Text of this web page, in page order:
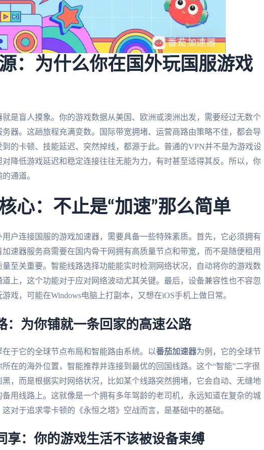
：为什么你在国外玩国服游戏
是盲人摸象。你的游戏数据从美国、欧洲或澳洲出发，需要经过无数个
器。这趟旅程充满变数。国际带宽拥堵、运营商路由策略不佳，都会导
的卡顿、技能延迟、突然掉线，都源于此。普通的VPN并不是为游戏设
降低游戏延迟和稳定连接往往无能为力，有时甚至适得其反。所以，你
通道。
心：不止是“加速”那么简单
户连接国服的游戏加速器，需要具备一些特殊素质。首先，它必须拥有
速器服务商需要在国内骨干网拥有高质量节点和带宽，而不是随便租用
至关重要。智能线路选择功能能实时检测网络状况，自动将你的游戏数
上，这个功能对于应对网络波动尤其关键。最后，设备兼容性也不容忽
戏，可能在Windows电脑上打副本，又想在iOS手机上做日常。
：为你铺就一条回家的高速公路
于它的全球节点布局和智能路由系统。以番茄加速器为例，它的全球节
在的海外位置，智能推荐并连接到最优的回国线路。这个“智能”二字很
，而是根据实时网络状况，比如某个线路突然拥堵，它会自动、无缝地
用线路上。这就像是一个拥有多年驾龄的老司机，永远知道在复杂的城
对于追求零卡顿的《永恒之塔》空战而言，是基础中的基础。
享：你的游戏生活不该被设备束缚